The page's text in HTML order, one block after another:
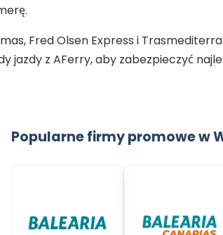
Fred Olsen Express i
jazdy z AFerry, aby zabezpieczyć
Popularne firmy promowe w